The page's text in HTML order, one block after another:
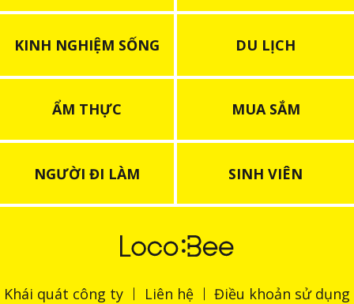
KINH NGHIỆM SỐNG DU LỊCH
ẨM THỰC MUA SẮM
NGƯỜI ĐI LÀM SINH VIÊN
Khái quát công ty Liên hệ Điều khoản sử dụng